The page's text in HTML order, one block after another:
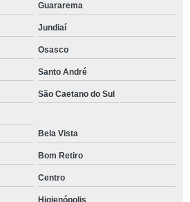
Guararema
Jundiaí
Osasco
Santo André
São Caetano do Sul
Bela Vista
Bom Retiro
Centro